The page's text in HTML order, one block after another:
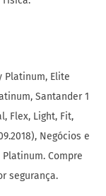
Platinum, Elite
Santander 1
Flex, Light, Fit,
Negócios e
Compre
segurança.